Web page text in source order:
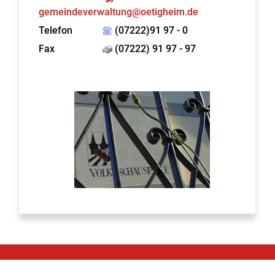
gemeindeverwaltung@oetigheim.de
Telefon
(07222)91 97 - 0
Fax
(07222) 91 97 - 97